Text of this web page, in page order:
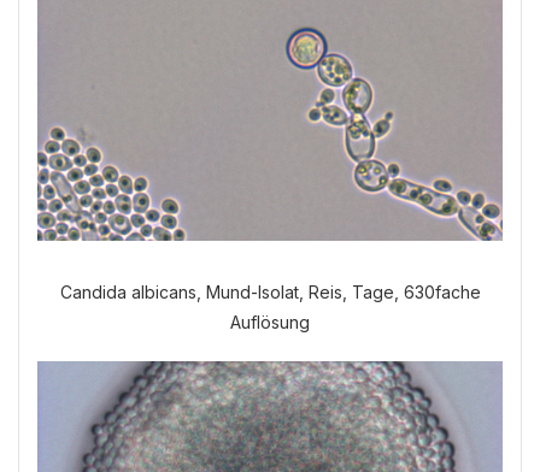
Candida albicans, Mund-Isolat, Reis, Tage, 630fache
Auflösung